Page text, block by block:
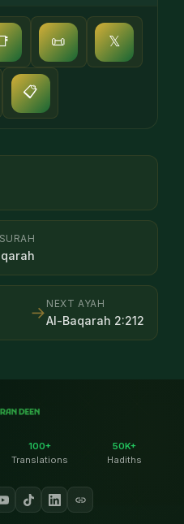
📜 𝕏
📋
NEXT AYAH
Al-Baqarah 2:212
→
100+
Translations
50K+
Hadiths